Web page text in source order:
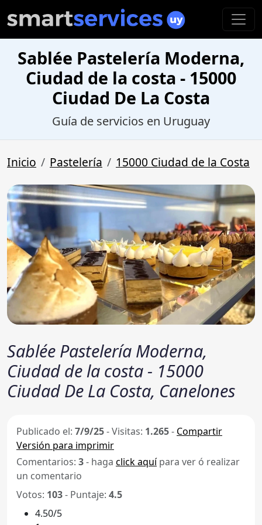
Sablée Pastelería Moderna,
Ciudad de la costa - 15000
Ciudad De La Costa
Guía de servicios en Uruguay
Inicio Pastelería 15000 Ciudad de la Costa
Sablée Pastelería Moderna,
Ciudad de la costa - 15000
Ciudad De La Costa, Canelones
Publicado el: 7/9/25-Visitas: 1.265- Compartir
Versión para imprimir
Comentarios: 3- haga click aquípara ver ó realizar
un comentario
Votos: 103- Puntaje: 4.5
4.50/5